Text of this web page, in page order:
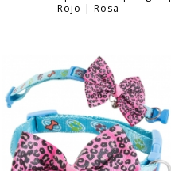
Rojo | Rosa